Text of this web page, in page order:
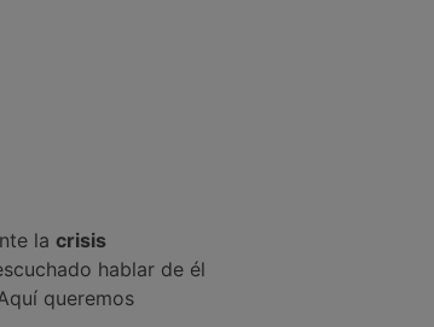
la crisis
hablar de él
queremos